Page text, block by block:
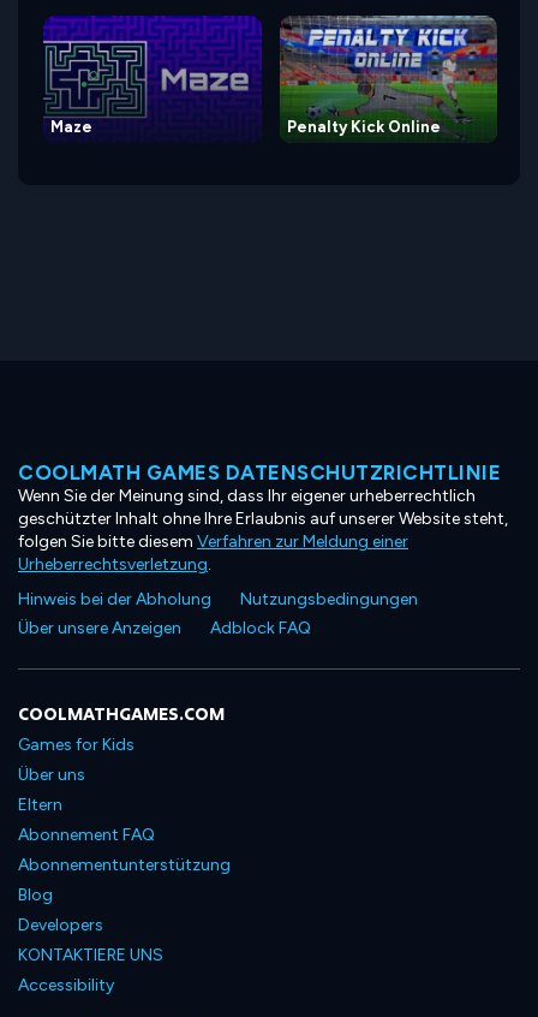
Maze Penalty Kick Online
COOLMATH GAMES DATENSCHUTZRICHTLINIE
Wenn Sie der Meinung sind, dass Ihr eigener urheberrechtlich
geschützter Inhalt ohne Ihre Erlaubnis auf unserer Website steht,
folgen Sie bitte diesem Verfahren zur Meldung einer
Urheberrechtsverletzung.
Hinweis bei der Abholung
Nutzungsbedingungen
Über unsere Anzeigen
Adblock FAQ
COOLMATHGAMES.COM
Games for Kids
Über uns
Eltern
Abonnement FAQ
Abonnementunterstützung
Blog
Developers
KONTAKTIERE UNS
Accessibility